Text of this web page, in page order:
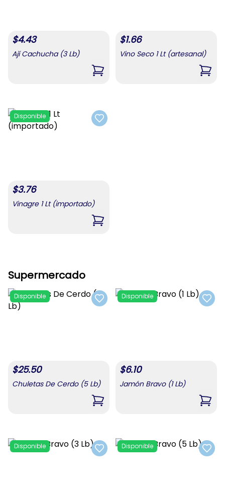
$4.43
Ají Cachucha (3 Lb)
,Ají Cachucha (3 Lb)
$1.66
Vino Seco 1 Lt (artesanal)
,
Add to favorites
Disponible
$3.76
Vinagre 1 Lt (importado)
,Vinagre 1 Lt (importado)
Supermercado
Add to favorites
Disponible
$25.50
Chuletas De Cerdo (5 Lb)
,Chuletas De Cerdo (5 Lb)
Add
Disponible
$6.10
Jamón Bravo (1 Lb)
,
Add to favorites
Disponible
Add
Disponible